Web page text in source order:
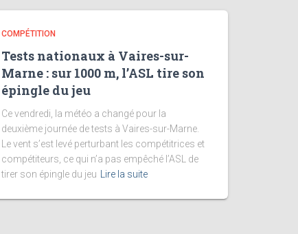
COMPÉTITION
Tests nationaux à Vaires-sur-
Marne : sur 1000 m, l’ASL tire son
épingle du jeu
Ce vendredi, la météo a changé pour la
deuxième journée de tests à Vaires-sur-Marne.
Le vent s’est levé perturbant les compétitrices et
compétiteurs, ce qui n’a pas empêché l’ASL de
tirer son épingle du jeu
Lire la suite